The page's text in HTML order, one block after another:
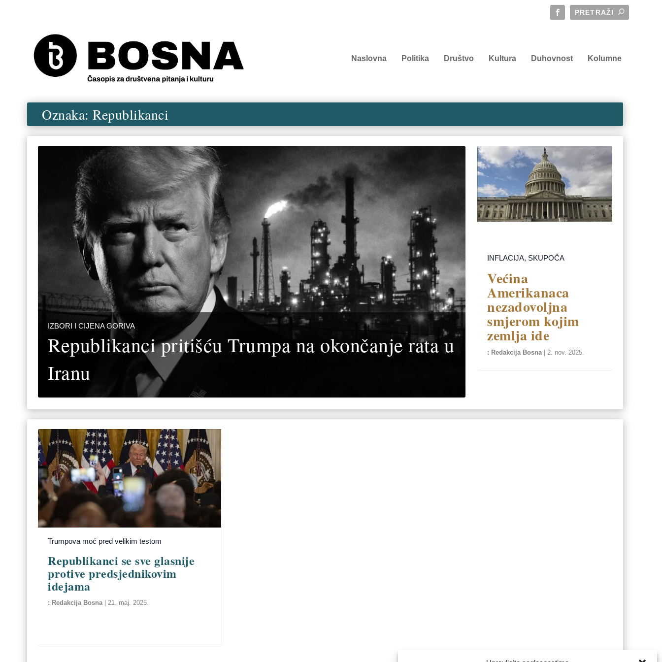
Naslovna Politika Društvo Kultura Duhovnost Kolumne
Oznaka:Republikanci
IZBORI I CIJENA GORIVA
Republikanci pritišću Trumpa na okončanje rata u
Iranu
INFLACIJA, SKUPOČA
Većina
Amerikanaca
nezadovoljna
smjerom kojim
zemlja ide
Redakcija Bosna 2. nov. 2025.
Trumpova moć pred velikim testom
Republikanci se sve glasnije
protive predsjednikovim
idejama
Redakcija Bosna | 21. maj. 2025.